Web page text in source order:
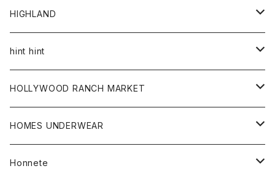
アウター
ジャケット
トップス
シャツ
カーディガン
ボトム
グッズ
帽子
HIGHLAND
帽子
hint hint
ストール
HOLLYWOOD RANCH MARKET
アウター
カーディガン
アクセサリー
HOMES UNDERWEAR
アウター
Honnete